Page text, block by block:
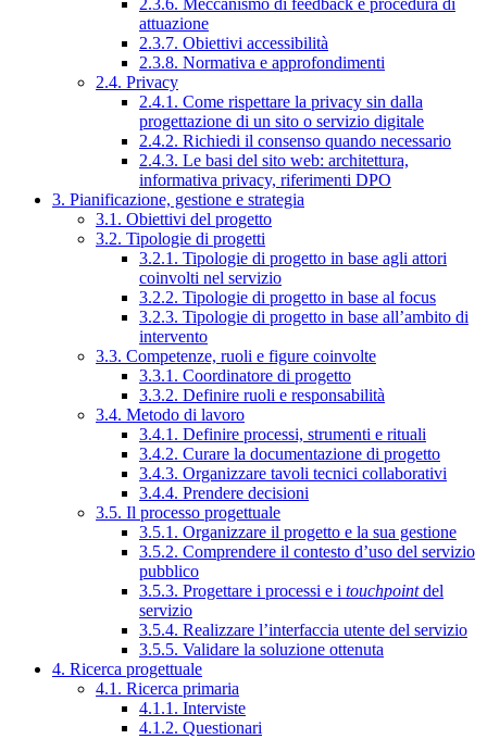
2.3.6. Meccanismo di feedback e procedura di
attuazione
2.3.7. Obiettivi accessibilità
2.3.8. Normativa e approfondimenti
2.4. Privacy
2.4.1. Come rispettare la privacy sin dalla
progettazione di un sito o servizio digitale
2.4.2. Richiedi il consenso quando necessario
2.4.3. Le basi del sito web: architettura,
informativa privacy, riferimenti DPO
3. Pianificazione, gestione e strategia
3.1. Obiettivi del progetto
3.2. Tipologie di progetti
3.2.1. Tipologie di progetto in base agli attori
coinvolti nel servizio
3.2.2. Tipologie di progetto in base al focus
3.2.3. Tipologie di progetto in base all’ambito di
intervento
3.3. Competenze, ruoli e figure coinvolte
3.3.1. Coordinatore di progetto
3.3.2. Definire ruoli e responsabilità
3.4. Metodo di lavoro
3.4.1. Definire processi, strumenti e rituali
3.4.2. Curare la documentazione di progetto
3.4.3. Organizzare tavoli tecnici collaborativi
3.4.4. Prendere decisioni
3.5. Il processo progettuale
3.5.1. Organizzare il progetto e la sua gestione
3.5.2. Comprendere il contesto d’uso del servizio
pubblico
3.5.3. Progettare i processi e i touchpointdel
servizio
3.5.4. Realizzare l’interfaccia utente del servizio
3.5.5. Validare la soluzione ottenuta
4. Ricerca progettuale
4.1. Ricerca primaria
4.1.1. Interviste
4.1.2. Questionari